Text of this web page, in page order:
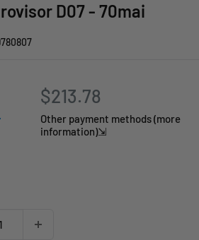
D07 - 70mai
$213.78
Other payment methods (more
information)⇲